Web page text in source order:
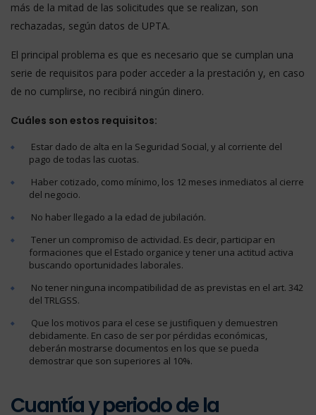
más de la mitad de las solicitudes que se realizan, son
rechazadas, según datos de UPTA.
El principal problema es que es necesario que se cumplan una
serie de requisitos para poder acceder a la prestación y, en caso
de no cumplirse, no recibirá ningún dinero.
Cuáles son estos requisitos:
Estar dado de alta en la Seguridad Social, y al corriente del
pago de todas las cuotas.
Haber cotizado, como mínimo, los 12 meses inmediatos al cierre
del negocio.
No haber llegado a la edad de jubilación.
Tener un compromiso de actividad. Es decir, participar en
formaciones que el Estado organice y tener una actitud activa
buscando oportunidades laborales.
No tener ninguna incompatibilidad de as previstas en el art. 342
del TRLGSS.
Que los motivos para el cese se justifiquen y demuestren
debidamente. En caso de ser por pérdidas económicas,
deberán mostrarse documentos en los que se pueda
demostrar que son superiores al 10%.
Cuantía y periodo de la